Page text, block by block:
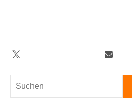
Suchen
Twitter Telegram